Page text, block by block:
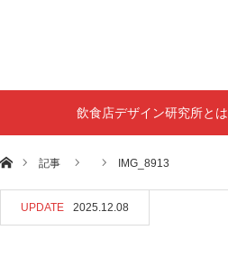
飲食店デザイン研究所とは
ホーム記事 IMG_8913
UPDATE 2025.12.08